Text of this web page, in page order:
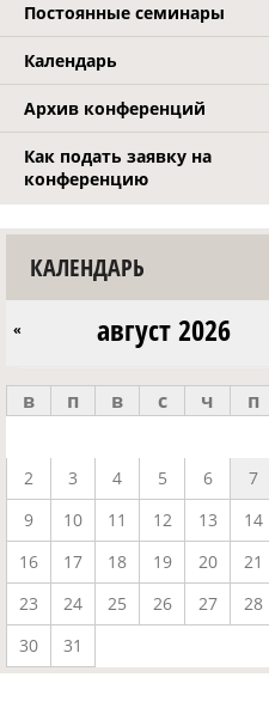
Постоянные семинары
Календарь
Архив конференций
Как подать заявку на
конференцию
КАЛЕНДАРЬ
август 2026
«
в п в с ч п
2
3 4 5 6 7
9
10 11 12 13 14
16
17 18 19 20 21
23
24 25 26 27 28
30
31